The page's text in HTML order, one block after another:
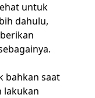
untuk
dahulu,
bahkan saat
lakukan